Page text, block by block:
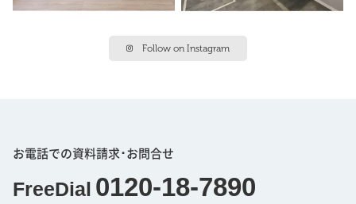
Follow on Instagram
お電話での資料請求･お問合せ
FreeDial 0120-18-7890